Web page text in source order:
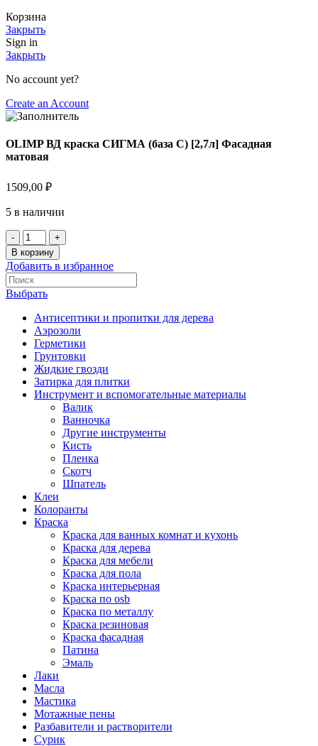
Корзина
Закрыть
Sign in
Закрыть
No account yet?
Create an Account
OLIMP ВД краска СИГМА (база С) [2,7л] Фасадная
матовая
1509,00 ₽
5 в наличии
В корзину
Добавить в избранное
Выбрать
Антисептики и пропитки для дерева
Аэрозоли
Герметики
Грунтовки
Жидкие гвозди
Затирка для плитки
Инструмент и вспомогательные материалы
Валик
Ванночка
Другие инструменты
Кисть
Пленка
Скотч
Шпатель
Клеи
Колоранты
Краска
Краска для ванных комнат и кухонь
Краска для дерева
Краска для мебели
Краска для пола
Краска интерьерная
Краска по osb
Краска по металлу
Краска резиновая
Краска фасадная
Патина
Эмаль
Лаки
Масла
Мастика
Мотажные пены
Разбавители и растворители
Сурик